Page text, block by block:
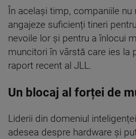
În același timp, companiile nu
angajeze suficienți tineri
nevoile lor și pentru a înlocui
muncitori în vârstă care ies la
raport recent al JLL.
Un blocaj al forței de
Liderii din domeniul
adesea despre hardware și